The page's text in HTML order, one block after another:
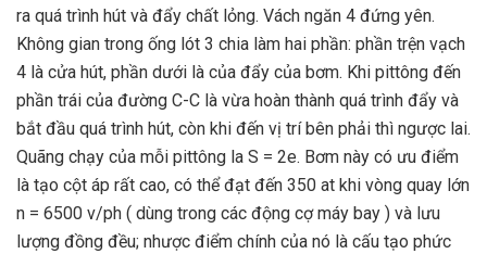
ra quá trình hút và đẩy chất lỏng. Vách ngăn 4 đứng yên.
Không gian trong ống lót 3 chia làm hai phần: phần trện vạch
4 là cửa hút, phần dưới là của đẩy của bơm. Khi pittông đến
phần trái của đường C-C là vừa hoàn thành quá trình đẩy và
bắt đầu quá trình hút, còn khi đến vị trí bên phải thì ngược lai.
Quãng chạy của mỗi pittông la S = 2e. Bơm này có ưu điểm
là tạo cột áp rất cao, có thể đạt đến 350 at khi vòng quay lớn
n = 6500 v/ph ( dùng trong các động cợ máy bay ) và lưu
lượng đồng đều; nhược điểm chính của nó là cấu tạo phức